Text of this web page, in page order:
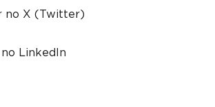
no X (Twitter)
LinkedIn